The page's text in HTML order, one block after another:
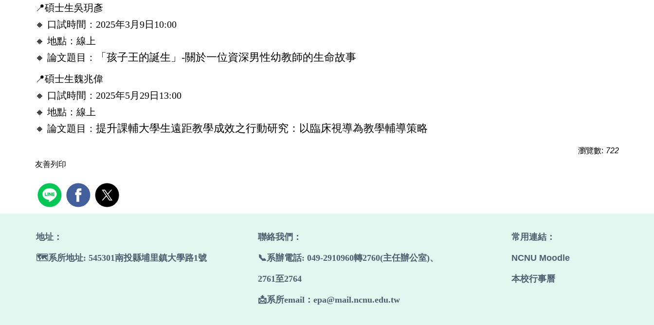
📍碩士生吳玥彥
🔸 口試時間：2025年3月9日10:00
🔸 地點：線上
🔸 論文題目：
「孩子王的誕生」-關於一位資深男性幼教師的生命故事
📍碩士生魏兆偉
🔸 口試時間：2025年5月29日13:00
🔸 地點： 線上
🔸 論文題目： 提升課輔大學生遠距教學成效之行動研究：以臨床視導為教學輔導策略
瀏覽數: 722
友善列印
地址：
🗺️系所地址: 545301南投縣埔里鎮大學路1號
聯絡我們 ：
📞系辦電話: 049-2910960轉2760(主任辦公室)、
2761至2764
📩系所email：epa@mail.ncnu.edu.tw
常用連結：
NCNU Moodle
本校行事曆